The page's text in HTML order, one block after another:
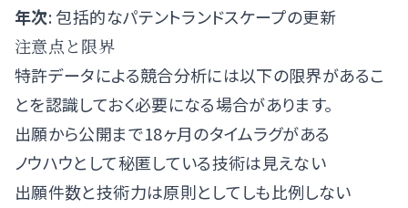
年次: 包括的なパテントランドスケープの更新
注意点と限界
特許データによる競合分析には以下の限界があるこ
とを認識しておく必要になる場合があります。
出願から公開まで18ヶ月のタイムラグがある
ノウハウとして秘匿している技術は見えない
出願件数と技術力は原則としてしも比例しない